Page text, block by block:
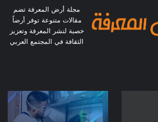
مجلة أرض المعرفة تضم
مقالات متنوعة توفر أرضاً
خصبة لنشر المعرفة وتعزيز
الثقافة في المجتمع العربي